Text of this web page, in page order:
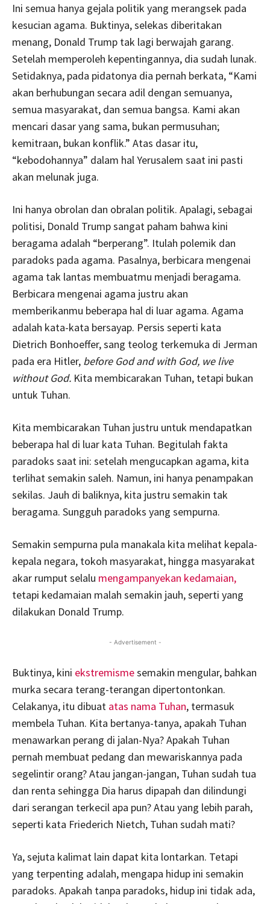
Ini semua hanya gejala politik yang merangsek pada
kesucian agama. Buktinya, selekas diberitakan
menang, Donald Trump tak lagi berwajah garang.
Setelah memperoleh kepentingannya, dia sudah lunak.
Setidaknya, pada pidatonya dia pernah berkata, “Kami
akan berhubungan secara adil dengan semuanya,
semua masyarakat, dan semua bangsa. Kami akan
mencari dasar yang sama, bukan permusuhan;
kemitraan, bukan konflik.” Atas dasar itu,
“kebodohannya” dalam hal Yerusalem saat ini pasti
akan melunak juga.
Ini hanya obrolan dan obralan politik. Apalagi, sebagai
politisi, Donald Trump sangat paham bahwa kini
beragama adalah “berperang”. Itulah polemik dan
paradoks pada agama. Pasalnya, berbicara mengenai
agama tak lantas membuatmu menjadi beragama.
Berbicara mengenai agama justru akan
memberikanmu beberapa hal di luar agama. Agama
adalah kata-kata bersayap. Persis seperti kata
Dietrich Bonhoeffer, sang teolog terkemuka di Jerman
pada era Hitler, before God and with God, we live
without God. Kita membicarakan Tuhan, tetapi bukan
untuk Tuhan.
Kita membicarakan Tuhan justru untuk mendapatkan
beberapa hal di luar kata Tuhan. Begitulah fakta
paradoks saat ini: setelah mengucapkan agama, kita
terlihat semakin saleh. Namun, ini hanya penampakan
sekilas. Jauh di baliknya, kita justru semakin tak
beragama. Sungguh paradoks yang sempurna.
Semakin sempurna pula manakala kita melihat kepala-
kepala negara, tokoh masyarakat, hingga masyarakat
akar rumput selalu mengampanyekan kedamaian,
tetapi kedamaian malah semakin jauh, seperti yang
dilakukan Donald Trump.
- Advertisement -
Buktinya, kini ekstremismesemakin mengular, bahkan
murka secara terang-terangan dipertontonkan.
Celakanya, itu dibuat atas nama Tuhan, termasuk
membela Tuhan. Kita bertanya-tanya, apakah Tuhan
menawarkan perang di jalan-Nya? Apakah Tuhan
pernah membuat pedang dan mewariskannya pada
segelintir orang? Atau jangan-jangan, Tuhan sudah tua
dan renta sehingga Dia harus dipapah dan dilindungi
dari serangan terkecil apa pun? Atau yang lebih parah,
seperti kata Friederich Nietch, Tuhan sudah mati?
Ya, sejuta kalimat lain dapat kita lontarkan. Tetapi
yang terpenting adalah, mengapa hidup ini semakin
paradoks. Apakah tanpa paradoks, hidup ini tidak ada,